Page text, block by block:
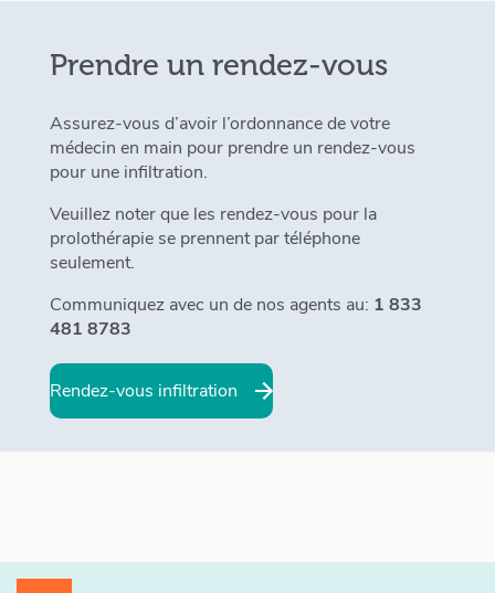
Prendre un rendez-vous
Assurez-vous d’avoir l’ordonnance de votre
médecin en main pour prendre un rendez-vous
pour une infiltration.
Veuillez noter que les rendez-vous pour la
prolothérapie se prennent par téléphone
seulement.
Communiquez avec un de nos agents au: 1 833
481 8783
Rendez-vous infiltration